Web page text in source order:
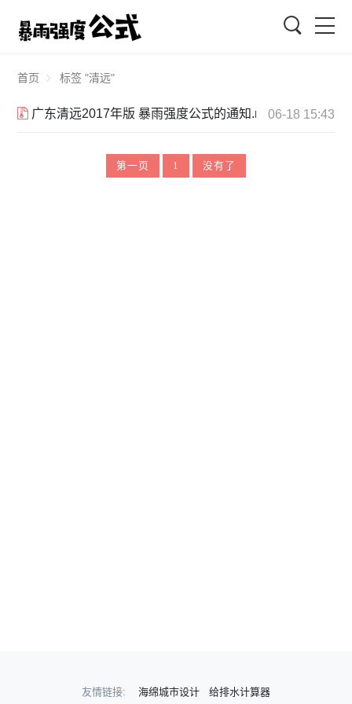
首页 标签 "清远"
广东清远2017年版 暴雨强度公式的通知.rar06-18 15:43
第一页 1 没有了
友情链接: 海绵城市设计 给排水计算器